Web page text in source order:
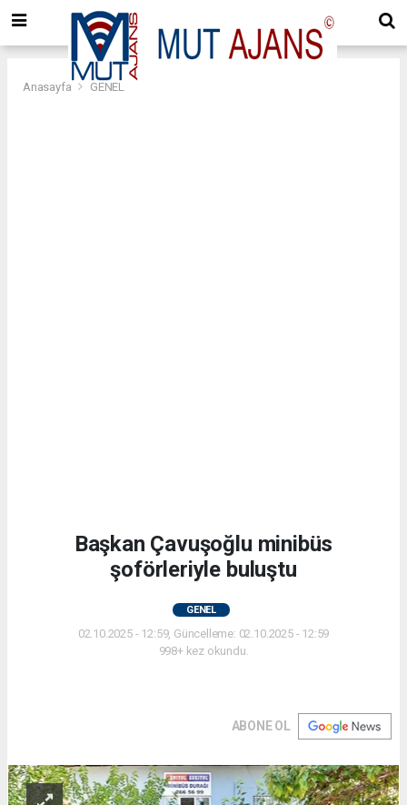
Anasayfa GENEL
Başkan Çavuşoğlu minibüs
şoförleriyle buluştu
GENEL
02.10.2025 - 12:59, Güncelleme: 02.10.2025 - 12:59
998+ kez okundu.
ABONE OL